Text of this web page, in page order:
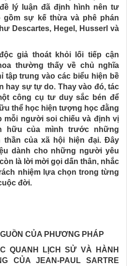
lý luận đã định hình nên tư
gồm sự kế thừa và phê phán
Descartes, Hegel, Husserl và
giả thoát khỏi lối tiếp cận
thường thấy về chủ nghĩa
tập trung vào các biểu hiện bề
hay sự tự do. Thay vào đó, tác
công cụ tư duy sắc bén để
thể học hiện tượng học đằng
mỗi người soi chiếu và định vị
hữu của mình trước những
thần của xã hội hiện đại. Đây
dành cho những người yêu
là lời mời gọi dấn thân, nhắc
nhiệm lựa chọn trong từng
đời.
CỦA PHƯƠNG PHÁP
QUANH LỊCH SỬ VÀ HÀNH
CỦA JEAN-PAUL SARTRE